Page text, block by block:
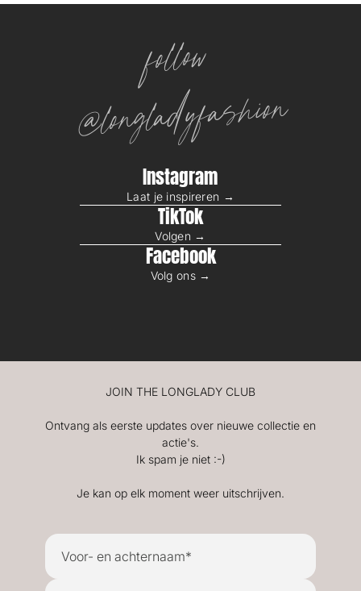
follow
@longladyfashion
Instagram
Laat je inspireren →
TikTok
Volgen →
Facebook
Volg ons →
JOIN THE LONGLADY CLUB
Ontvang als eerste updates over nieuwe collectie en
actie's.
Ik spam je niet :-)
Je kan op elk moment weer uitschrijven.